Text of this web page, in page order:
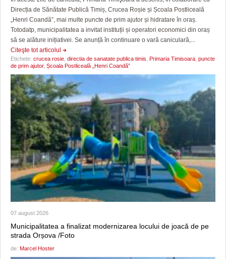
Direcția de Sănătate Publică Timiș, Crucea Roșie și Școala Postliceală
„Henri Coandă”, mai multe puncte de prim ajutor și hidratare în oraș.
Totodatp, municipalitatea a invitat instituții și operatori economici din oraș
să se alăture inițiativei. Se anunță în continuare o vară caniculară,...
Citeşte tot articolul
Etichete: crucea rosie directia de sanatate publica timis Primaria Timisoara puncte
de prim ajutor, Școala Postliceală „Henri Coandă”
07 august 2026
Municipalitatea a finalizat modernizarea locului de joacă de pe
strada Orșova /Foto
de: Marcel Hoster